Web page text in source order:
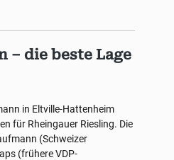
– die beste Lage
in Eltville-Hattenheim
für Rheingauer Riesling. Die
(Schweizer
(frühere VDP-